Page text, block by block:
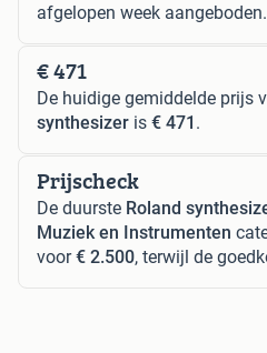
afgelopen week aangeboden.
€ 471
De huidige gemiddelde prijs
synthesizer is € 471 .
Prijscheck
De duurste Roland
Muziek en Instrumenten
voor€ 2.500, terwijl de